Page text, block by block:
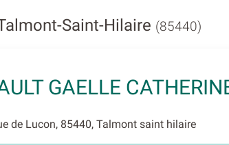
Saint-Hilaire (85440)
GAELLE
de Lucon, 85440, Talmont saint hilaire